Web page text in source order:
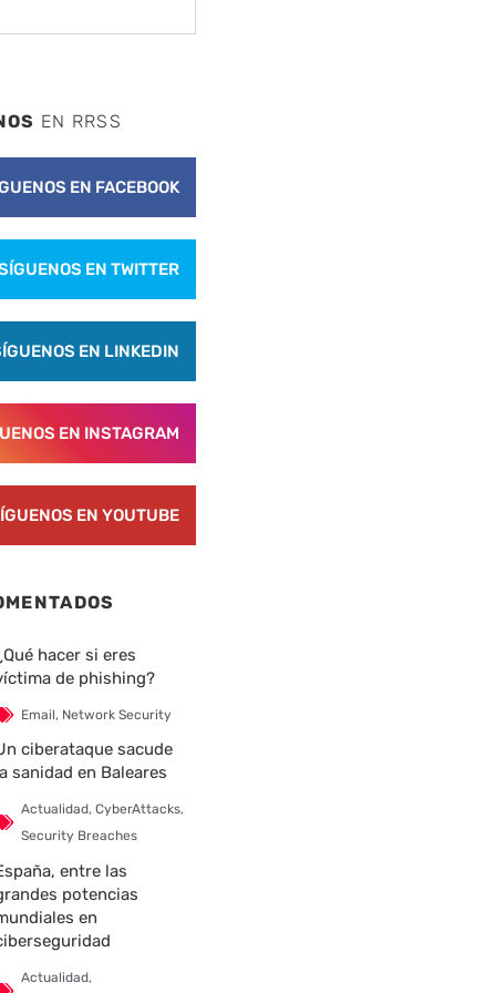
EN RRSS
EN FACEBOOK
EN TWITTER
EN LINKEDIN
EN INSTAGRAM
EN YOUTUBE
hacer si eres
de phishing?
Email, Network Security
ciberataque sacude
sanidad en Baleares
Actualidad, CyberAttacks,
Security Breaches
entre las
potencias
en
Actualidad,